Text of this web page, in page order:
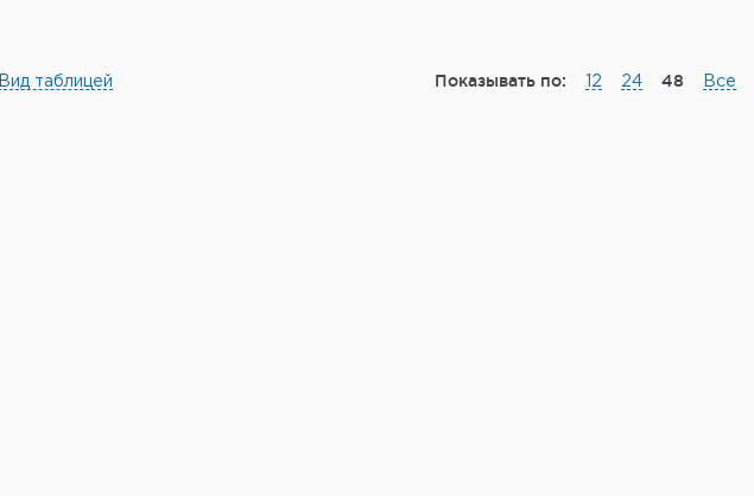
Вид таблицей Показывать по: 12 24 48 Все